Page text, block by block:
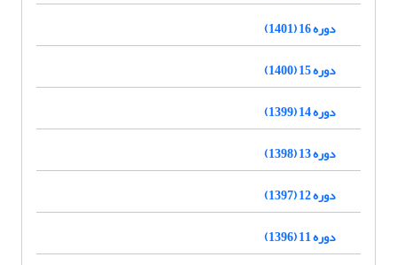
دوره 16 (1401)
دوره 15 (1400)
دوره 14 (1399)
دوره 13 (1398)
دوره 12 (1397)
دوره 11 (1396)